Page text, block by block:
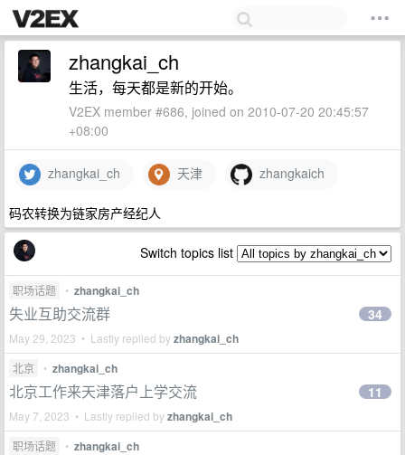
zhangkai_ch
生活，每天都是新的开始。
V2EX member #686, joined on 2010-07-20 20:45:57
+08:00
zhangkai_ch 天津 zhangkaich
码农转换为链家房产经纪人
Switch topics list
职场话题 • zhangkai_ch
失业互助交流群
May 29, 2023 • Lastly replied byzhangkai_ch
34
北京 • zhangkai_ch
北京工作来天津落户上学交流
May 7, 2023 • Lastly replied byzhangkai_ch
11
职场话题 • zhangkai_ch